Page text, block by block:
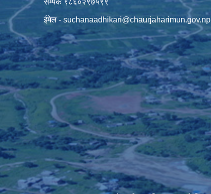
सम्पर्क ९८६०२९७५९९
ईमेल - suchanaadhikari@chaurjaharimun.gov.np